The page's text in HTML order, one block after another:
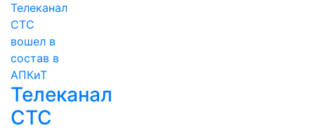
Телеканал
СТС